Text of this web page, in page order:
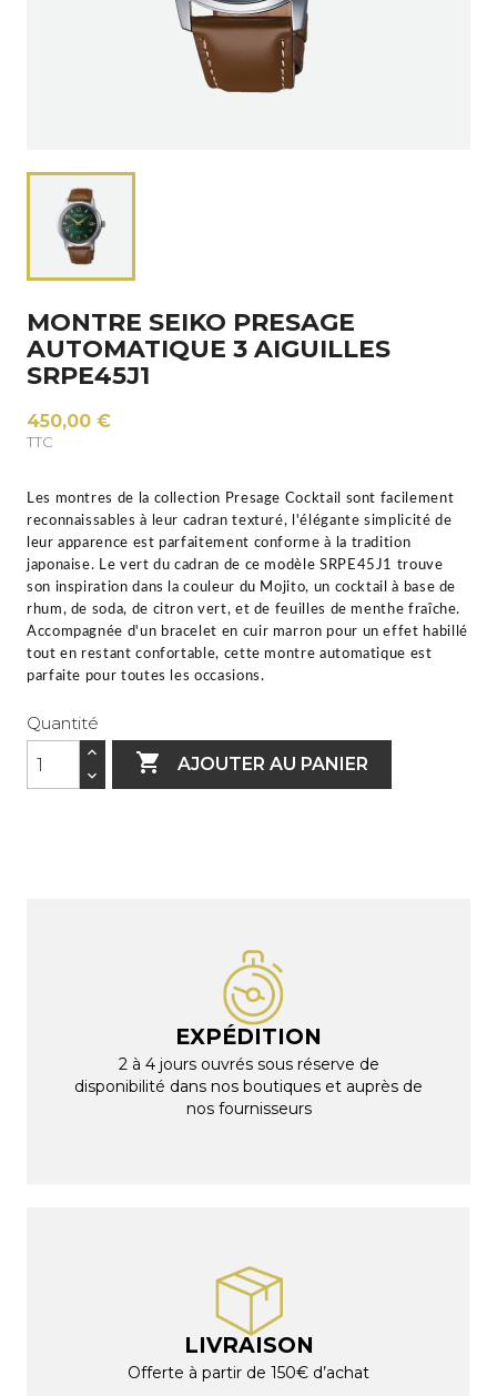
MONTRE SEIKO PRESAGE
AUTOMATIQUE 3 AIGUILLES
SRPE45J1
450,00 €
TTC
Les montres de la collection Presage Cocktail sont facilement
reconnaissables à leur cadran texturé, l'élégante simplicité de
leur apparence est parfaitement conforme à la tradition
japonaise. Le vert du cadran de ce modèle SRPE45J1 trouve
son inspiration dans la couleur du Mojito, un cocktail à base de
rhum, de soda, de citron vert, et de feuilles de menthe fraîche.
Accompagnée d'un bracelet en cuir marron pour un effet habillé
tout en restant confortable, cette montre automatique est
parfaite pour toutes les occasions.
Quantité
 AJOUTER AU PANIER
EXPÉDITION
2 à 4 jours ouvrés sous réserve de
disponibilité dans nos boutiques et auprès de
nos fournisseurs
LIVRAISON
Offerte à partir de 150€ d’achat